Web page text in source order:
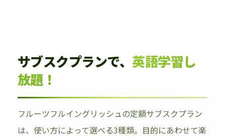
サブスクプランで、 英語学習し
放題！
フルーツフルイングリッシュの定額サブスクプラン
は、使い方によって選べる3種類。目的にあわせて楽